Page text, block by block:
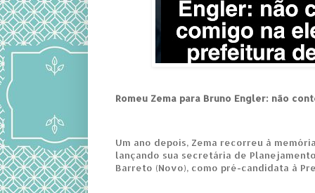
Romeu Zema para Bruno Engler: não
Um ano depois, Zema recorreu à
lançando sua secretária de
Barreto (Novo), como pré-candidata à